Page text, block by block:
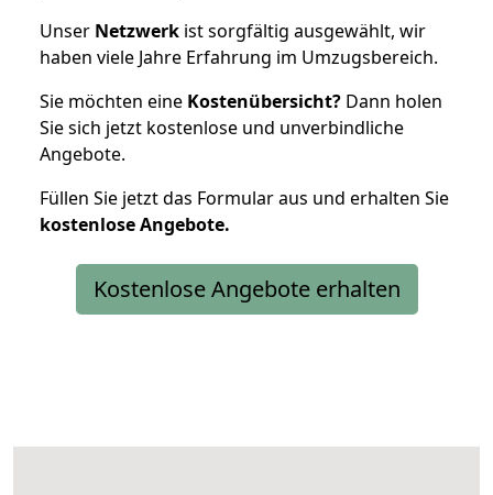
Unser Netzwerk ist sorgfältig ausgewählt, wir
haben viele Jahre Erfahrung im Umzugsbereich.
Sie möchten eine Kostenübersicht? Dann holen
Sie sich jetzt kostenlose und unverbindliche
Angebote.
Füllen Sie jetzt das Formular aus und erhalten Sie
kostenloseAngebote.
Kostenlose Angebote erhalten